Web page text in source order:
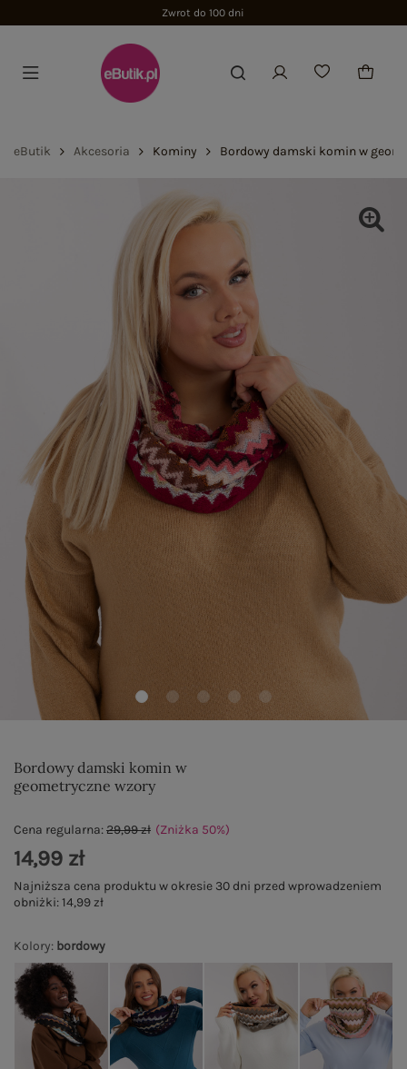
Zwrot do 100 dni
eButik Akcesoria Kominy Bordowy damski komin w
Bordowy damski komin w
geometryczne wzory
Kolory: bordowy
Cena regularna:29,99 zł (Zniżka 50%)
14,99 zł
Najniższa cena produktu w okresie 30 dni przed wprowadzeniem
obniżki:14,99 zł